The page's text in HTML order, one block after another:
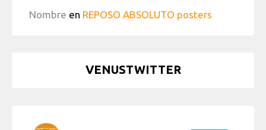
Nombre en REPOSO ABSOLUTO posters
VENUSTWITTER